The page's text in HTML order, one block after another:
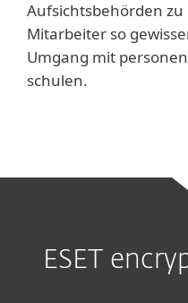
Aufsichtsbehörden
Mitarbeiter so
Umgang mit
schulen.
ESET